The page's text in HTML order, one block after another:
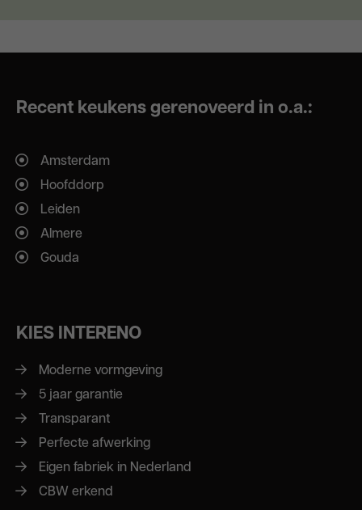
Recent keukens gerenoveerd in o.a.:
Amsterdam
Hoofddorp
Leiden
Almere
Gouda
KIES INTERENO
Moderne vormgeving
5 jaar garantie
Transparant
Perfecte afwerking
Eigen fabriek in Nederland
CBW erkend